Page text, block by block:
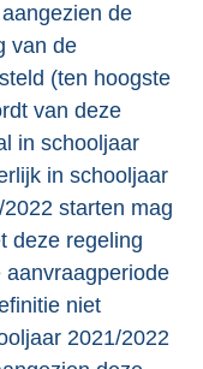
de
van de
(ten hoogste
van deze
in schooljaar
in schooljaar
starten mag
deze regeling
niet
2021/2022